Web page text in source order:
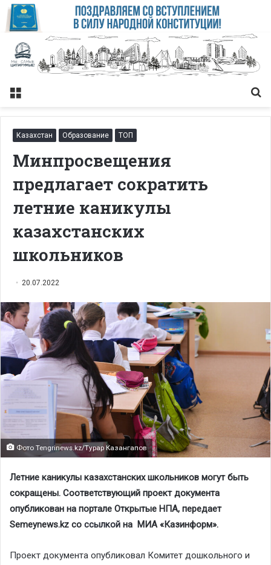
Меню
Казахстан Образование ТОП
Минпросвещения
предлагает сократить
летние каникулы
казахстанских
школьников
20.07.2022
Фото Tengrinews.kz/Турар Казангапов
Летние каникулы казахстанских школьников могут быть
сокращены. Соответствующий проект документа
опубликован на портале Открытые НПА, передает
Semeynews.kz со ссылкой на МИА «Казинформ».
Проект документа опубликовал Комитет дошкольного и